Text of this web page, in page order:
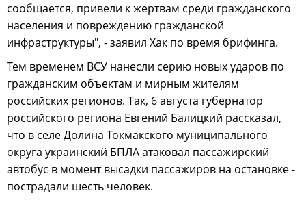
сообщается, привели к жертвам среди гражданского
населения и повреждению гражданской
инфраструктуры", - заявил Хак по время брифинга.
Тем временем ВСУ нанесли серию новых ударов по
гражданским объектам и мирным жителям
российских регионов. Так, 6 августа губернатор
российского региона Евгений Балицкий рассказал,
что в селе Долина Токмакского муниципального
округа украинский БПЛА атаковал пассажирский
автобус в момент высадки пассажиров на остановке -
пострадали шесть человек.